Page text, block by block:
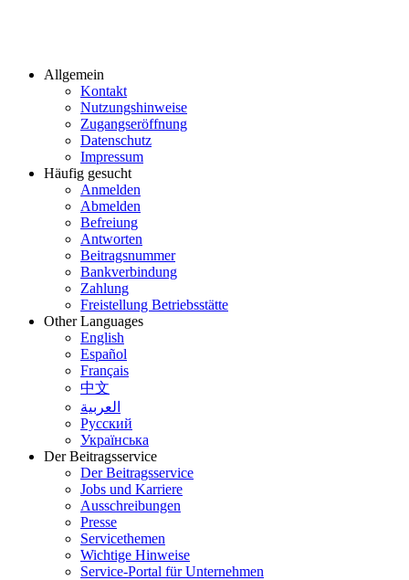
Allgemein
Kontakt
Nutzungshinweise
Zugangseröffnung
Datenschutz
Impressum
Häufig gesucht
Anmelden
Abmelden
Befreiung
Antworten
Beitragsnummer
Bankverbindung
Zahlung
Freistellung Betriebsstätte
Other Languages
English
Español
Français
中文
العربية
Русский
Українська
Der Beitragsservice
Der Beitragsservice
Jobs und Karriere
Ausschreibungen
Presse
Servicethemen
Wichtige Hinweise
Service-Portal für Unternehmen